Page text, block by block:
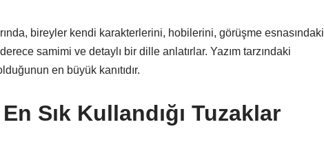
bireyler kendi karakterlerini, hobilerini, görüşme esnasındaki
samimi ve detaylı bir dille anlatırlar. Yazım tarzındaki
en büyük kanıtıdır.
Sık Kullandığı Tuzaklar